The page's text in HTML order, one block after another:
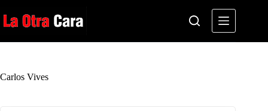
al
contenido
Carlos Vives